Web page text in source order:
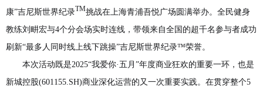
康”吉尼斯世界纪录TM挑战在上海青浦吾悦广场圆满举办。全民健身
教练刘畊宏与4个分会场实时连线，带领来自全国的超千名参与者成功
刷新“最多人同时线上线下跳操”吉尼斯世界纪录™荣誉。
本次活动既是2025“我爱你·五月”年度商业狂欢的重要一环，也是
新城控股(601155.SH)商业深化运营的又一次重要实践。在贯穿整个5